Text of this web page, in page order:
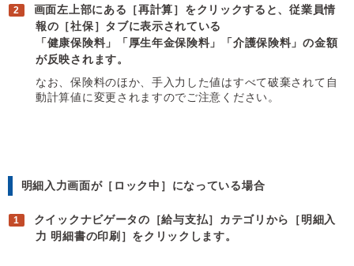
画面左上部にある［再計算］をクリックすると、従業員情
報の［社保］タブに表示されている
「健康保険料」「厚生年金保険料」「介護保険料」の金額
が反映されます。
なお、保険料のほか、手入力した値はすべて破棄されて自
動計算値に変更されますのでご注意ください。
明細入力画面が［ロック中］になっている場合
クイックナビゲータの［給与支払］カテゴリから［明細入
力 明細書の印刷］をクリックします。